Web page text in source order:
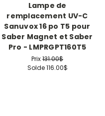
Lampe de
remplacement UV-C
Sanuvox 16 po T5 pour
Saber Magnet et Saber
Pro - LMPRGPT160T5
Prix131.00$
Solde116.00$